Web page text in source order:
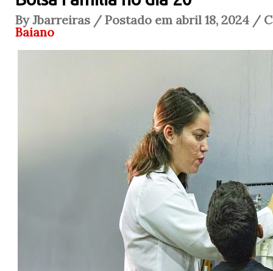
By Jbarreiras / Postado em abril 18, 2024 /
Baiano